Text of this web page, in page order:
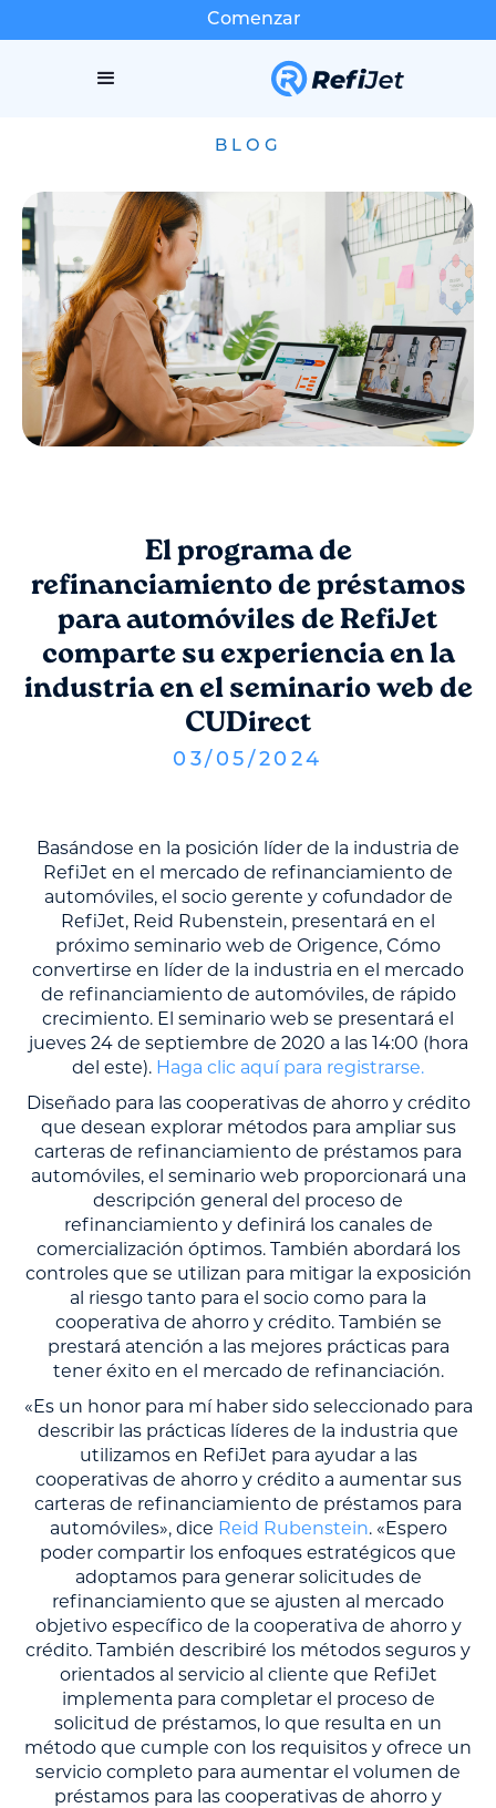
Comenzar
BLOG
El programa de
refinanciamiento de préstamos
para automóviles de RefiJet
comparte su experiencia en la
industria en el seminario web de
CUDirect
03/ 05 / 2024
Basándose en la posición líder de la industria de
RefiJet en el mercado de refinanciamiento de
automóviles, el socio gerente y cofundador de
RefiJet, Reid Rubenstein, presentará en el
próximo seminario web de Origence, Cómo
convertirse en líder de la industria en el mercado
de refinanciamiento de automóviles, de rápido
crecimiento. El seminario web se presentará el
jueves 24 de septiembre de 2020 a las 14:00 (hora
del este). Haga clic aquí para registrarse.
Diseñado para las cooperativas de ahorro y crédito
que desean explorar métodos para ampliar sus
carteras de refinanciamiento de préstamos para
automóviles, el seminario web proporcionará una
descripción general del proceso de
refinanciamiento y definirá los canales de
comercialización óptimos. También abordará los
controles que se utilizan para mitigar la exposición
al riesgo tanto para el socio como para la
cooperativa de ahorro y crédito. También se
prestará atención a las mejores prácticas para
tener éxito en el mercado de refinanciación.
«Es un honor para mí haber sido seleccionado para
describir las prácticas líderes de la industria que
utilizamos en RefiJet para ayudar a las
cooperativas de ahorro y crédito a aumentar sus
carteras de refinanciamiento de préstamos para
automóviles», dice Reid Rubenstein. «Espero
poder compartir los enfoques estratégicos que
adoptamos para generar solicitudes de
refinanciamiento que se ajusten al mercado
objetivo específico de la cooperativa de ahorro y
crédito. También describiré los métodos seguros y
orientados al servicio al cliente que RefiJet
implementa para completar el proceso de
solicitud de préstamos, lo que resulta en un
método que cumple con los requisitos y ofrece un
servicio completo para aumentar el volumen de
préstamos para las cooperativas de ahorro y